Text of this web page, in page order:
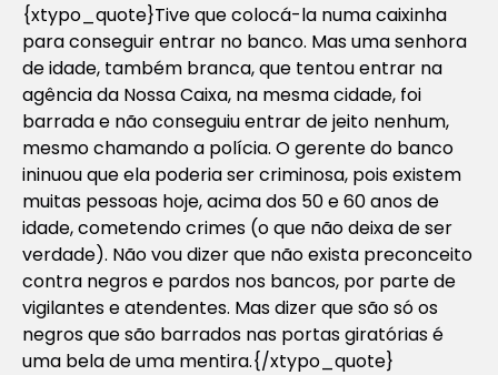
{xtypo_quote}Tive que colocá-la numa caixinha
para conseguir entrar no banco. Mas uma senhora
de idade, também branca, que tentou entrar na
agência da Nossa Caixa, na mesma cidade, foi
barrada e não conseguiu entrar de jeito nenhum,
mesmo chamando a polícia. O gerente do banco
ininuou que ela poderia ser criminosa, pois existem
muitas pessoas hoje, acima dos 50 e 60 anos de
idade, cometendo crimes (o que não deixa de ser
verdade). Não vou dizer que não exista preconceito
contra negros e pardos nos bancos, por parte de
vigilantes e atendentes. Mas dizer que são só os
negros que são barrados nas portas giratórias é
uma bela de uma mentira.{/xtypo_quote}